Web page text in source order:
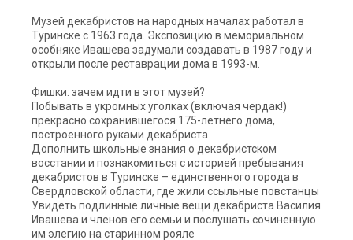
Музей декабристов на народных началах работал в
Туринске с 1963 года. Экспозицию в мемориальном
особняке Ивашева задумали создавать в 1987 году и
открыли после реставрации дома в 1993-м.
Фишки: зачем идти в этот музей?
Побывать в укромных уголках (включая чердак!)
прекрасно сохранившегося 175-летнего дома,
построенного руками декабриста
Дополнить школьные знания о декабристском
восстании и познакомиться с историей пребывания
декабристов в Туринске – единственного города в
Свердловской области, где жили ссыльные повстанцы
Увидеть подлинные личные вещи декабриста Василия
Ивашева и членов его семьи и послушать сочиненную
им элегию на старинном рояле